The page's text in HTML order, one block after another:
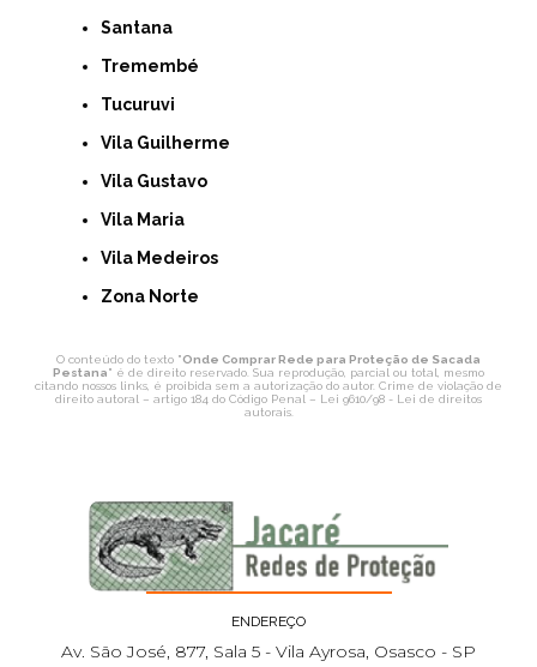
Santana
Tremembé
Tucuruvi
Vila Guilherme
Vila Gustavo
Vila Maria
Vila Medeiros
Zona Norte
O conteúdo do texto "Onde Comprar Rede para Proteção de Sacada
Pestana" é de direito reservado. Sua reprodução, parcial ou total, mesmo
citando nossos links, é proibida sem a autorização do autor. Crime de violação de
direito autoral – artigo 184 do Código Penal – Lei 9610/98 - Lei de direitos
autorais.
ENDEREÇO
Av. São José, 877, Sala 5 - Vila Ayrosa, Osasco - SP